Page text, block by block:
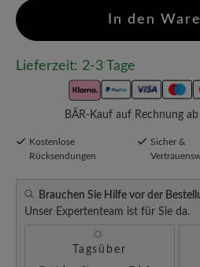
In den
Lieferzeit: 2-3 Tage
BÄR-Kauf auf Rechnung
Kostenlose
Rücksendungen
Sicher &
Brauchen Sie Hilfe vor der
Unser Expertenteam ist für Sie da.
Tagsüber